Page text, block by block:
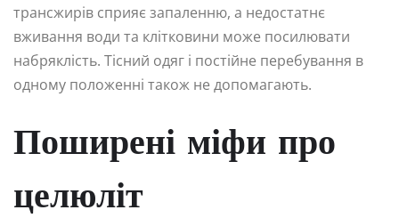
трансжирів сприяє запаленню, а недостатнє
вживання води та клітковини може посилювати
набряклість. Тісний одяг і постійне перебування в
одному положенні також не допомагають.
Поширені міфи про
целюліт